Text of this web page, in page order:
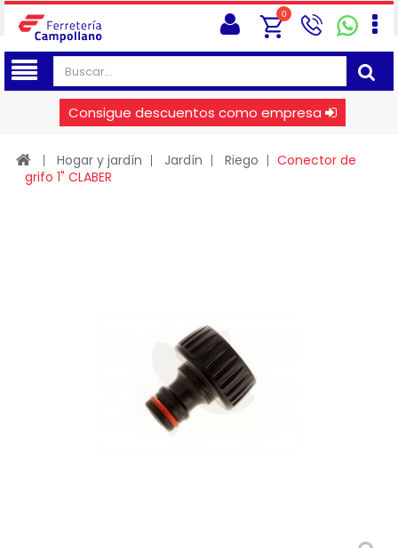
0
Consigue descuentos como empresa
Hogar y jardín Jardín Riego
Conector de
grifo 1" CLABER